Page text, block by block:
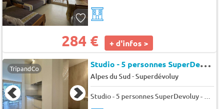
284 € + d'infos >
TripandCo S
tudio - 5 personnes SuperDevoluy - Bois d'aurouze costebelle
Alpes du Sud-Superdévoluy
Studio - 5 personnes SuperDevoluy - Bois d'aurouze costebelle